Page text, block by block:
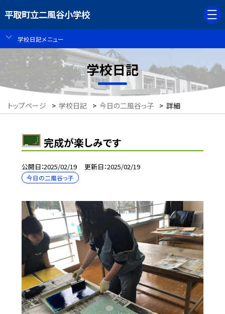
平取町立二風谷小学校
学校日記メニュー
学校日記
トップページ > 学校日記 > 今日の二風谷っ子 > 詳細
完成が楽しみです
公開日 2025/02/19 更新日 2025/02/19
今日の二風谷っ子